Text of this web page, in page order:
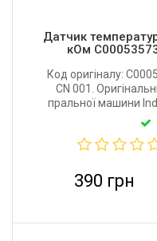
Датчик
кОм
Код оригіналу:
CN 001.
пральної машини
кОм.
390 грн